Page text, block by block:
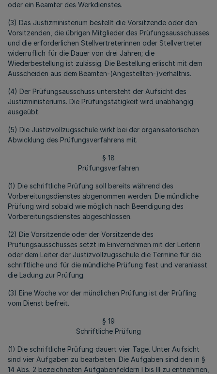
oder ein Beamter des Werkdienstes.
(3) Das Justizministerium bestellt die Vorsitzende oder den
Vorsitzenden, die übrigen Mitglieder des Prüfungsausschusses
und die erforderlichen Stellvertreterinnen oder Stellvertreter
widerruflich für die Dauer von drei Jahren; die
Wiederbestellung ist zulässig. Die Bestellung erlischt mit dem
Ausscheiden aus dem Beamten-(Angestellten-)verhältnis.
(4) Der Prüfungsausschuss untersteht der Aufsicht des
Justizministeriums. Die Prüfungstätigkeit wird unabhängig
ausgeübt.
(5) Die Justizvollzugsschule wirkt bei der organisatorischen
Abwicklung des Prüfungsverfahrens mit.
§ 18
Prüfungsverfahren
(1) Die schriftliche Prüfung soll bereits während des
Vorbereitungsdienstes abgenommen werden. Die mündliche
Prüfung wird sobald wie möglich nach Beendigung des
Vorbereitungsdienstes abgeschlossen.
(2) Die Vorsitzende oder der Vorsitzende des
Prüfungsausschusses setzt im Einvernehmen mit der Leiterin
oder dem Leiter der Justizvollzugsschule die Termine für die
schriftliche und für die mündliche Prüfung fest und veranlasst
die Ladung zur Prüfung.
(3) Eine Woche vor der mündlichen Prüfung ist der Prüfling
vom Dienst befreit.
§ 19
Schriftliche Prüfung
(1) Die schriftliche Prüfung dauert vier Tage. Unter Aufsicht
sind vier Aufgaben zu bearbeiten. Die Aufgaben sind den in §
14 Abs. 2 bezeichneten Aufgabenfeldern I bis III zu entnehmen,